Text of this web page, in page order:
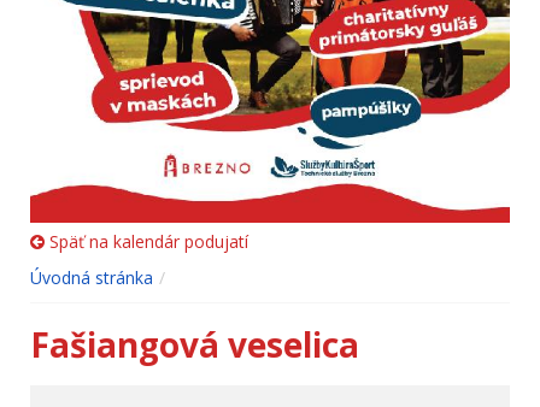
Späť na kalendár podujatí
Úvodná stránka
Fašiangová veselica